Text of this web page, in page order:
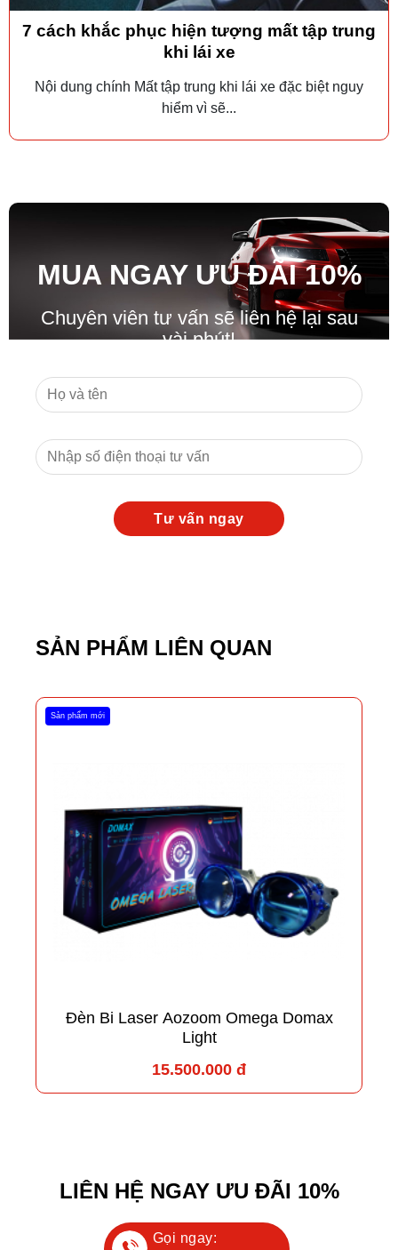
7 cách khắc phục hiện tượng mất tập trung
khi lái xe
Nội dung chính Mất tập trung khi lái xe đặc biệt nguy
hiểm vì sẽ...
MUA NGAY ƯU ĐÃI10%
Chuyên viên tư vấn sẽ liên hệ lại sau
vài phút!
SẢN PHẨM LIÊN QUAN
Sản phẩm mới
Đèn Bi Laser Aozoom Omega Domax
Light
15.500.000 đ
LIÊN HỆ NGAY ƯU ĐÃI 10%
Gọi ngay: